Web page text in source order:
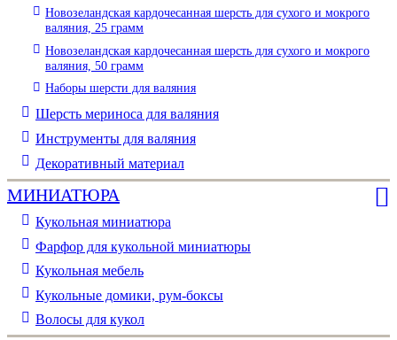
Новозеландская кардочесанная шерсть для сухого и мокрого
валяния, 25 грамм
Новозеландская кардочесанная шерсть для сухого и мокрого
валяния, 50 грамм
Наборы шерсти для валяния
Шерсть мериноса для валяния
Инструменты для валяния
Декоративный материал
МИНИАТЮРА
Кукольная миниатюра
Фарфор для кукольной миниатюры
Кукольная мебель
Кукольные домики, рум-боксы
Волосы для кукол